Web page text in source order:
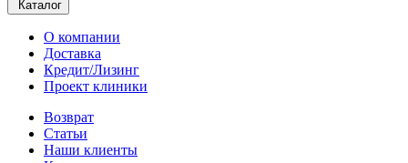
Каталог
О компании
Доставка
Кредит/Лизинг
Проект клиники
Возврат
Статьи
Наши клиенты